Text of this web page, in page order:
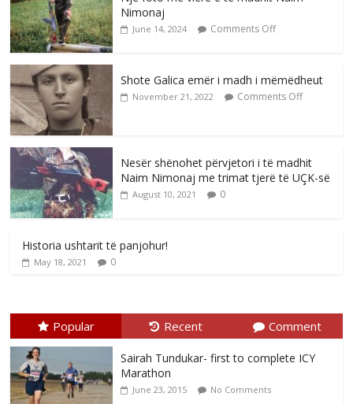
Nimonaj
June 14, 2024 Comments Off
Shote Galica emër i madh i mëmëdheut
November 21, 2022 Comments Off
Nesër shënohet përvjetori i të madhit
Naim Nimonaj me trimat tjerë të UÇK-së
August 10, 2021 0
Historia ushtarit të panjohur!
May 18, 2021 0
Popular Recent Comment
Sairah Tundukar- first to complete ICY
Marathon
June 23, 2015 No Comments